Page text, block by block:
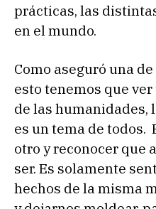
prácticas, las
en el mundo.
Como aseguró una
esto tenemos que
de las humanidades,
es un tema de todos.
otro y reconocer que
ser. Es solamente
hechos de la misma